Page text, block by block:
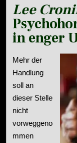
Lee
in enger
Mehr der
Handlung
soll an
dieser Stelle
nicht
vorweggeno
mmen